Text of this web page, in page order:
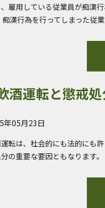
雇用している従業員が痴漢
痴漢行為を行ってしまった従
酒運転と懲戒
年05月23日
転は、社会的にも法的にも
の重要な要因ともなります